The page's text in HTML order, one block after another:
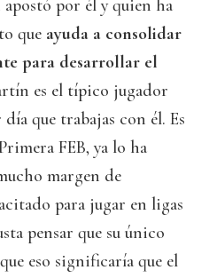
por él y quien ha
que ayuda a consolidar
para desarrollar el
es el típico jugador
que trabajas con él. Es
FEB, ya lo ha
margen de
para jugar en ligas
pensar que su único
eso significaría que el